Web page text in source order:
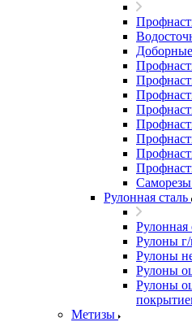
Рулонная сталь
Рулонная
Рулоны
Рулоны
Рулоны
Рулоны
Метизы